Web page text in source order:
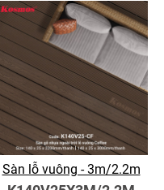
Sàn lỗ vuông - 3m/2.2m